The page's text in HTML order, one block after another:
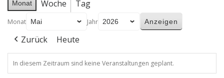
Monat Woche Tag
Monat Jahr
Zurück Heute
In diesem Zeitraum sind keine Veranstaltungen geplant.